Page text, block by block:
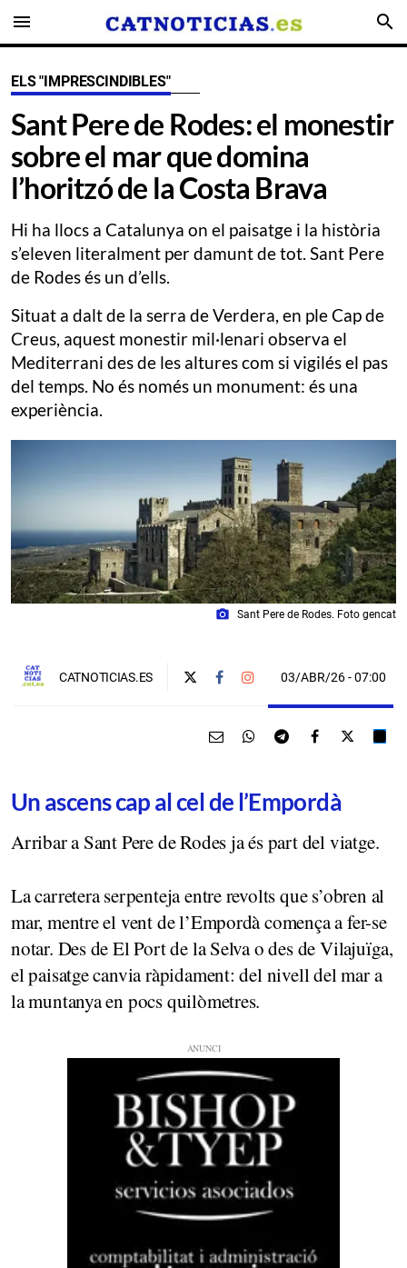
menu search
ELS "IMPRESCINDIBLES"
​Sant Pere de Rodes: el monestir
sobre el mar que domina
l’horitzó de la Costa Brava
Hi ha llocs a Catalunya on el paisatge i la història
s’eleven literalment per damunt de tot. Sant Pere
de Rodes és un d’ells.
Situat a dalt de la serra de Verdera, en ple Cap de
Creus, aquest monestir mil·lenari observa el
Mediterrani des de les altures com si vigilés el pas
del temps. No és només un monument: és una
experiència.
photo_camera Sant Pere de Rodes. Foto gencat
CATNOTICIAS.ES 03/ABR/26- 07:00
Un ascens cap al cel de l’Empordà
Arribar a Sant Pere de Rodes ja és part del viatge.
La carretera serpenteja entre revolts que s’obren al
mar, mentre el vent de l’Empordà comença a fer-se
notar. Des de El Port de la Selva o des de Vilajuïga,
el paisatge canvia ràpidament: del nivell del mar a
la muntanya en pocs quilòmetres.